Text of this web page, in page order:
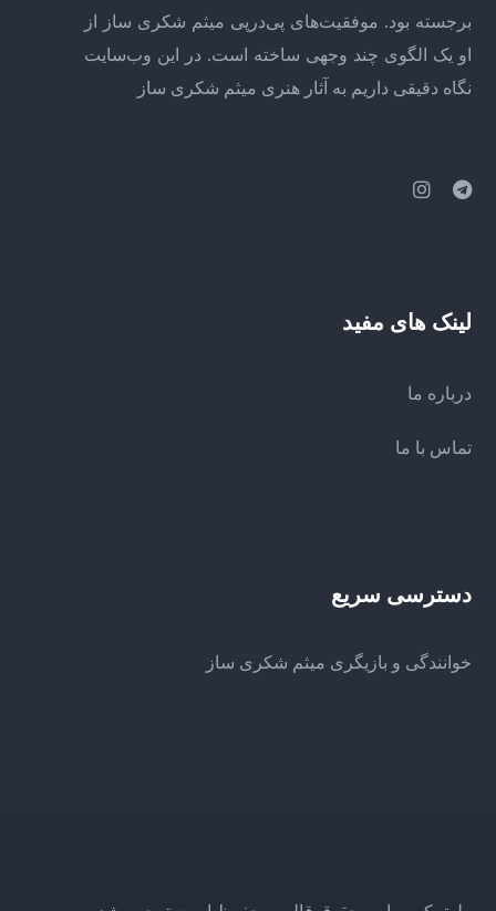
برجسته بود. موفقیت‌های پی‌درپی میثم شکری ساز از
او یک الگوی چند وجهی ساخته است. در این وب‌سایت
نگاه دقیقی داریم به آثار هنری میثم شکری ساز
لینک های مفید
درباره ما
تماس با ما
دسترسی سریع
خوانندگی و بازیگری میثم شکری ساز